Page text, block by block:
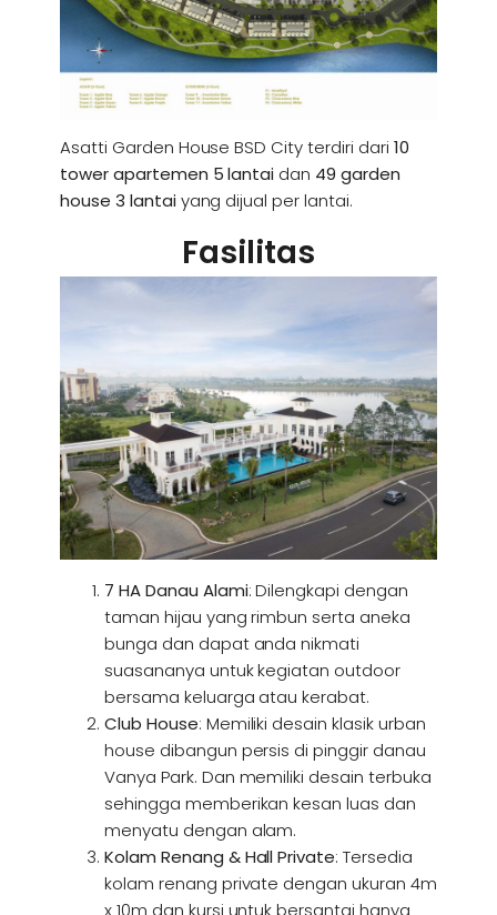
Asatti Garden House BSD City terdiri dari 10
tower apartemen 5 lantai dan 49 garden
house 3 lantaiyang dijual per lantai.
Fasilitas
7 HA Danau Alami: Dilengkapi dengan
taman hijau yang rimbun serta aneka
bunga dan dapat anda nikmati
suasananya untuk kegiatan outdoor
bersama keluarga atau kerabat.
Club House: Memiliki desain klasik urban
house dibangun persis di pinggir danau
Vanya Park. Dan memiliki desain terbuka
sehingga memberikan kesan luas dan
menyatu dengan alam.
Kolam Renang & Hall Private: Tersedia
kolam renang private dengan ukuran 4m